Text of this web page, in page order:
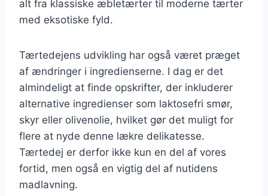
alt fra klassiske æbletærter til moderne tærter
med eksotiske fyld.
Tærtedejens udvikling har også været præget
af ændringer i ingredienserne. I dag er det
almindeligt at finde opskrifter, der inkluderer
alternative ingredienser som laktosefri smør,
skyr eller olivenolie, hvilket gør det muligt for
flere at nyde denne lækre delikatesse.
Tærtedej er derfor ikke kun en del af vores
fortid, men også en vigtig del af nutidens
madlavning.